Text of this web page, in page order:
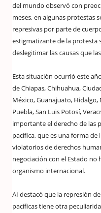
del mundo observó con
meses, en algunas protestas
represivas por parte de
estigmatizante de la protesta
deslegitimar las causas que
Esta situación ocurrió este
de Chiapas, Chihuahua,
México, Guanajuato, Hidalgo,
Puebla, San Luis Potosí,
importante el derecho de las
pacífica, que es una forma
violatorios de derechos
negociación con el Estado
organismo internacional.
AI destacó que la represión
pacíficas tiene otra